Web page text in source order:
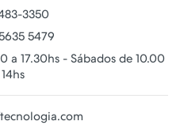
3350
5479
a 17.30hs - Sábados de 10.00